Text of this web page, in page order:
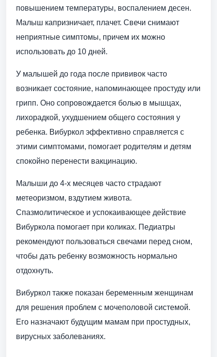
повышением температуры, воспалением десен.
Малыш капризничает, плачет. Свечи снимают
неприятные симптомы, причем их можно
использовать до 10 дней.
У малышей до года после прививок часто
возникает состояние, напоминающее простуду или
грипп. Оно сопровождается болью в мышцах,
лихорадкой, ухудшением общего состояния у
ребенка. Вибуркол эффективно справляется с
этими симптомами, помогает родителям и детям
спокойно перенести вакцинацию.
Малыши до 4-х месяцев часто страдают
метеоризмом, вздутием живота.
Спазмолитическое и успокаивающее действие
Вибуркола помогает при коликах. Педиатры
рекомендуют пользоваться свечами перед сном,
чтобы дать ребенку возможность нормально
отдохнуть.
Вибуркол также показан беременным женщинам
для решения проблем с мочеполовой системой.
Его назначают будущим мамам при простудных,
вирусных заболеваниях.